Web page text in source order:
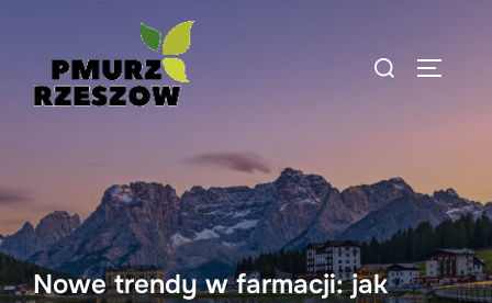
content
Search
Nowe trendy w farmacji: jak